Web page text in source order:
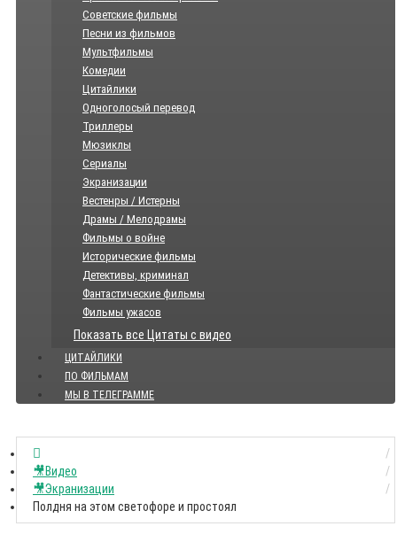
Советские фильмы
Песни из фильмов
Мультфильмы
Комедии
Цитайлики
Одноголосый перевод
Триллеры
Мюзиклы
Сериалы
Экранизации
Вестенры / Истерны
Драмы / Мелодрамы
Фильмы о войне
Исторические фильмы
Детективы, криминал
Фантастические фильмы
Фильмы ужасов
Показать все Цитаты с видео
ЦИТАЙЛИКИ
ПО ФИЛЬМАМ
МЫ В ТЕЛЕГРАММЕ
🎥Видео
🎥Экранизации
Полдня на этом светофоре и простоял